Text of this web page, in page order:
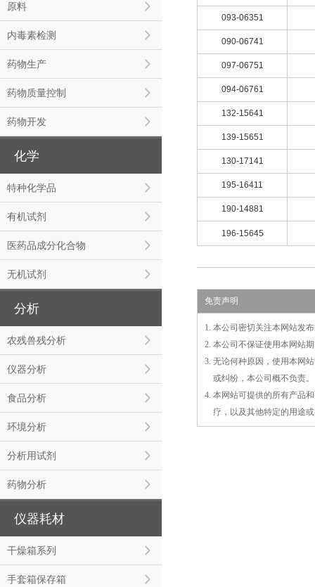
原料
内毒素检测
药物生产
药物质量控制
药物开发
化学
特种化学品
有机试剂
医药品成分化合物
无机试剂
分析
农残兽残分析
仪器分析
食品分析
环境分析
分析用试剂
药物分析
仪器耗材
干燥箱系列
手套箱保存箱
093-06351
090-06741
097-06751
094-06761
132-15641
139-15651
130-17141
195-16411
190-14881
196-15645
免责声明
1. 本公司密切关注本网站发
2. 本公司不保证使用本网站
3. 无论何种原因，使用本网
或纠纷，本公司概不负责。
4. 本网站可提供的所有产品
疗，以及其他特定的用途